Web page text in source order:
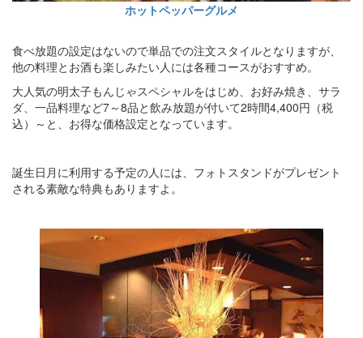
ホットペッパーグルメ
食べ放題の設定はないので単品での注文スタイルとなりますが、
他の料理とお酒も楽しみたい人には各種コースがおすすめ。
大人気の明太子もんじゃスペシャルをはじめ、お好み焼き、サラ
ダ、一品料理など7～8品と飲み放題が付いて2時間4,400円（税
込）～と、お得な価格設定となっています。
誕生日月に利用する予定の人には、フォトスタンドがプレゼント
される素敵な特典もありますよ。